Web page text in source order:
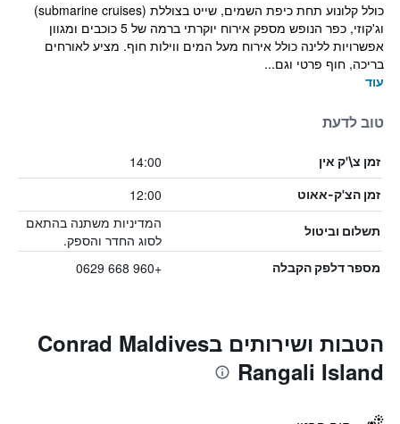
כולל קלונוע תחת כיפת השמים, שייט בצוללת (submarine cruises)
וג'קוזי, כפר הנופש מספק אירוח יוקרתי ברמה של 5 כוכבים ומגוון
אפשרויות ללינה כולל אירוח מעל המים ווילות חוף. מציע לאורחים
בריכה, חוף פרטי וגם...
עוד
טוב לדעת
זמן צ\'ק אין 14:00
זמן הצ'ק-אאוט 12:00
תשלום וביטול
המדיניות משתנה בהתאם
לסוג החדר והספק.
מספר דלפק הקבלה +960 668 0629
הטבות ושירותים בConrad Maldives
Rangali Island